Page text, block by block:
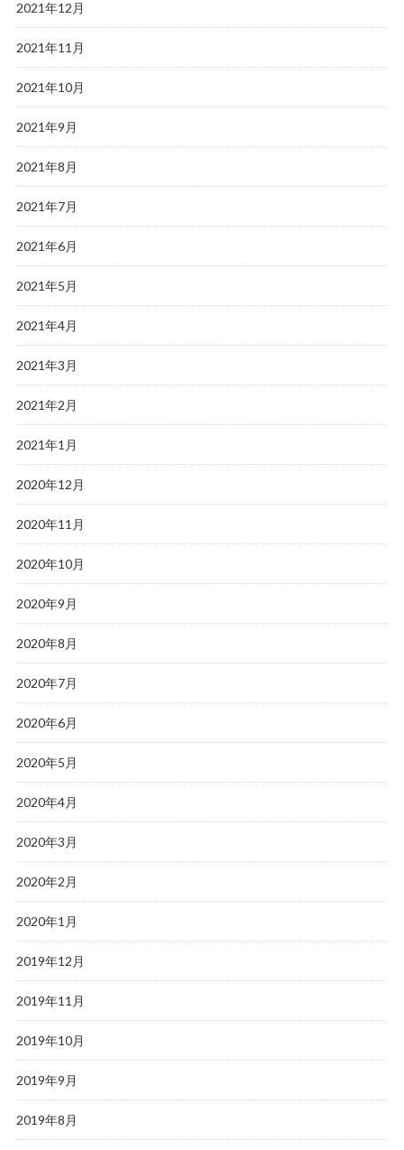
2021年12月
2021年11月
2021年10月
2021年9月
2021年8月
2021年7月
2021年6月
2021年5月
2021年4月
2021年3月
2021年2月
2021年1月
2020年12月
2020年11月
2020年10月
2020年9月
2020年8月
2020年7月
2020年6月
2020年5月
2020年4月
2020年3月
2020年2月
2020年1月
2019年12月
2019年11月
2019年10月
2019年9月
2019年8月